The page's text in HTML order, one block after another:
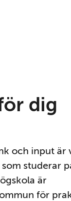
dig
och input är
studerar
är
för